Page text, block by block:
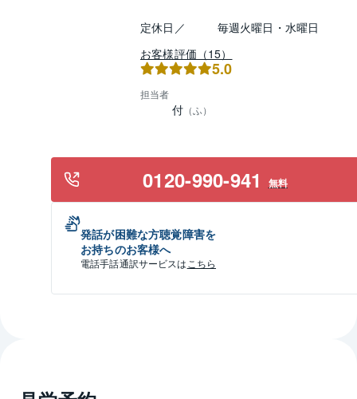
定休日／
毎週火曜日・水曜日
お客様評価（15）
5.0
担当者
付 （ふ）
0120-990-941 無料
発話が困難な方聴覚障害を
お持ちのお客様へ
電話手話通訳サービスは こちら